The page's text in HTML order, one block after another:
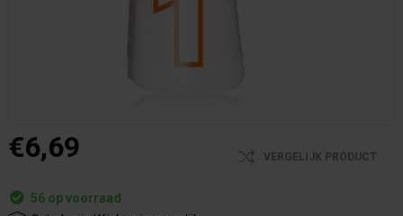
€6,69 VERGELIJK PRODUCT
56 op voorraad